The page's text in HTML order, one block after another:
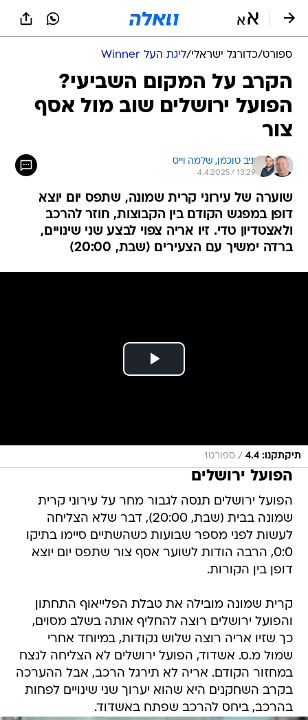
ספורט/כדורגל ישראלי/ליגת העל Winner
הקרב על המקום השביעי?
הפועל ירושלים שוב מול אסף
צור
יניב טוכמן, שלמה וייס
4.4.2025 / 13:29
שוערה של עירוני קרית שמונה, שתפס יום יוצא
דופן במפגש הקודם בין הקבוצות, חוזר להרכב
ולאצטדיון טדי. זיו אריה צפוי לבצע שני שינויים,
ברדה ימשיך עם הצעירים (שבת, 20:00)
תיקתקנו: 4.4 / ספורט1
הפועל ירושלים
הפועל ירושלים תנסה לגבור מחר על עירוני קרית
שמונה בבית (שבת, 20:00), דבר שלא הצליחה
לעשות לפני מספר שבועות כשהשתיים סיימו בתיקו
0:0, הרבה הודות לשוער אסף צור שתפס יום יוצא
דופן בין הקורות.
קרית שמונה מובילה את טבלת הפלייאוף התחתון
והפועל ירושלים רוצה להחליף אותה בשלב מסוים,
כך שזיו אריה רוצה שלוש נקודות, במיוחד אחרי
שמול מ.ס. אשדוד, הפועל ירושלים לא הצליחה לנצח
במחזור הקודם. אריה לא תירגל הרכב, אבל ההערכה
בקרב השחקנים היא שהוא יערוך שני שינויים לפחות
בהרכב, ביחס להרכב שפתח באשדוד.